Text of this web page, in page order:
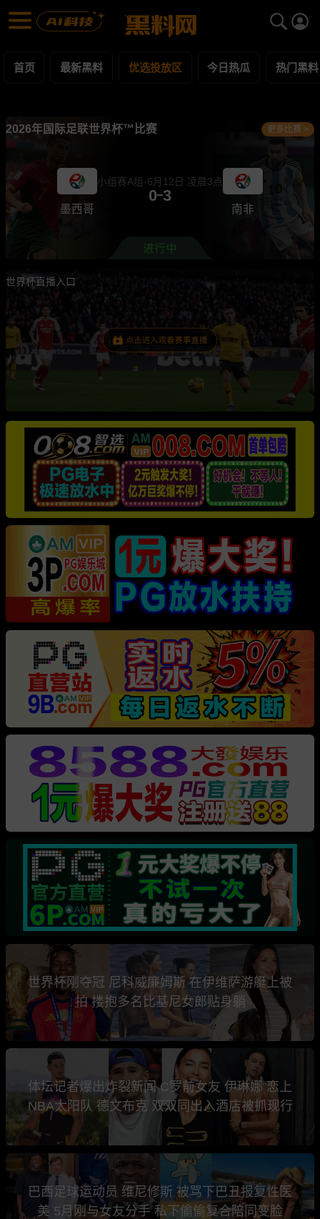
优选投放区 每日更新黑料吃瓜爆料
首页 最新黑料 优选投放区 今日热瓜 热门黑料
2026年国际足联世界杯™比赛 更多比赛 >
墨西哥
小组赛A组·6月12日 凌晨3点
0 3
南非
世界杯直播入口
世界杯刚夺冠 尼科威廉姆斯 在伊维萨游艇上被
拍 搂抱多名比基尼女郎贴身躺
体坛记者爆出炸裂新闻 C罗前女友 伊琳娜 恋上
NBA太阳队 德文布克 双双同出入酒店被抓现行
巴西足球运动员 维尼修斯 被骂下巴丑报复性医
美 5月刚与女友分手 私下偷偷复合陪同变脸